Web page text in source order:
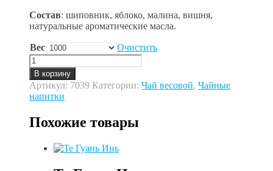
Состав: шиповник, яблоко, малина, вишня,
натуральные ароматические масла.
Вес
Очистить
Количество
товара
Малиновый
коктейль
В корзину
Артикул: 7039 Категории: Чай весовой, Чайные
напитки
Похожие товары